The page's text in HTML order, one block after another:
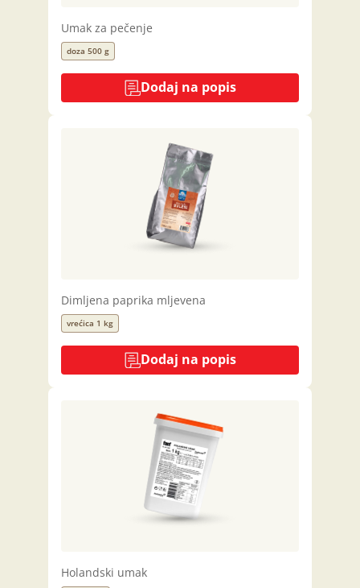
Umak za pečenje
doza 500 g
Dodaj na popis
Dimljena paprika mljevena
vrećica 1 kg
Dodaj na popis
Holandski umak